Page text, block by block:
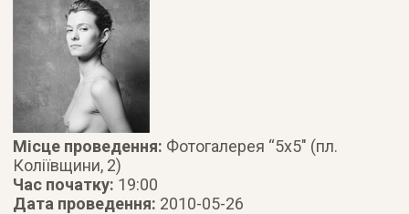
ДОВІДКА
Місце проведення: Фотогалерея “5х5″ (пл.
Коліївщини, 2)
Час початку: 19:00
Дата проведення: 2010-05-26